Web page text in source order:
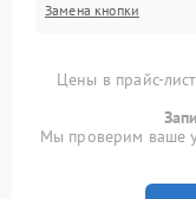
Замена кнопки
Цены в прайс-
Мы проверим ваше